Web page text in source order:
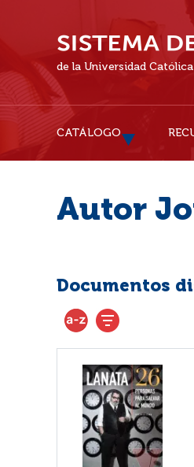
de la Universidad
CATÁLOGO
Autor
Documentos